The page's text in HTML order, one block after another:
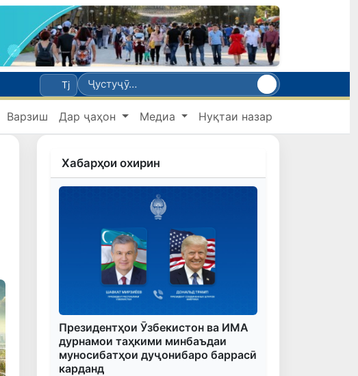
Tj
Варзиш Дар ҷаҳон Медиа Нуқтаи назар
Хабарҳои охирин
Президентҳои Ӯзбекистон ва ИМА
дурнамои таҳкими минбаъдаи
муносибатҳои дуҷонибаро баррасӣ
карданд